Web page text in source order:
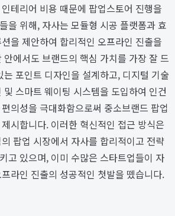
테리어 비용 때문에 팝업스토어 진행을
을 위해, 자사는 모듈형 시공 플랫폼과 효
을 제안하여 합리적인 오프라인 진출을
에서도 브랜드의 핵심 가치를 가장 잘 드
는 포인트 디자인을 설계하고, 디지털 기술
스마트 웨이팅 시스템을 도입하여 인건
의성을 극대화함으로써 중소브랜드 팝업
시합니다. 이러한 혁신적인 접근 방식은
팝업 시장에서 자사를 합리적이고 전략
고 있으며, 이미 수많은 스타트업들이 자
라인 진출의 성공적인 첫발을 뗐습니다.